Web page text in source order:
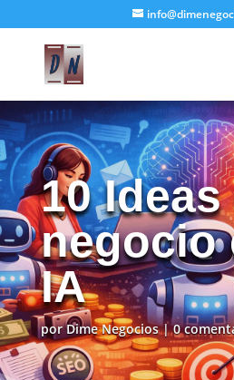
10 Ideas
negocio
IA
porDime Negocios|0